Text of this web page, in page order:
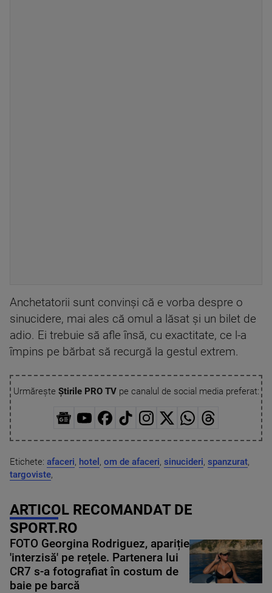
Anchetatorii sunt convinşi că e vorba despre o
sinucidere, mai ales că omul a lăsat şi un bilet de
adio. Ei trebuie să afle însă, cu exactitate, ce l-a
împins pe bărbat să recurgă la gestul extrem.
Urmărește Știrile PRO TVpe canalul de social media preferat:
Etichete: afaceri, hotel , om de afaceri, sinucideri, spanzurat,
targoviste,
ARTICOL RECOMANDAT DE
SPORT.RO
FOTO Georgina Rodriguez, apariție
'interzisă' pe rețele. Partenera lui
CR7 s-a fotografiat în costum de
baie pe barcă